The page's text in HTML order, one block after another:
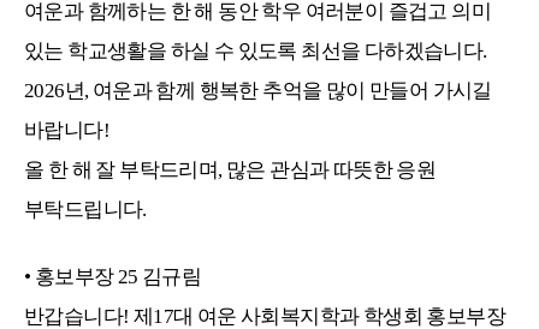
여운과 함께하는 한 해 동안 학우 여러분이 즐겁고 의미
있는 학교생활을 하실 수 있도록 최선을 다하겠습니다.
2026년, 여운과 함께 행복한 추억을 많이 만들어 가시길
바랍니다!
올 한 해 잘 부탁드리며, 많은 관심과 따뜻한 응원
부탁드립니다.
• 홍보부장25 김규림
반갑습니다! 제17대 여운 사회복지학과 학생회 홍보부장